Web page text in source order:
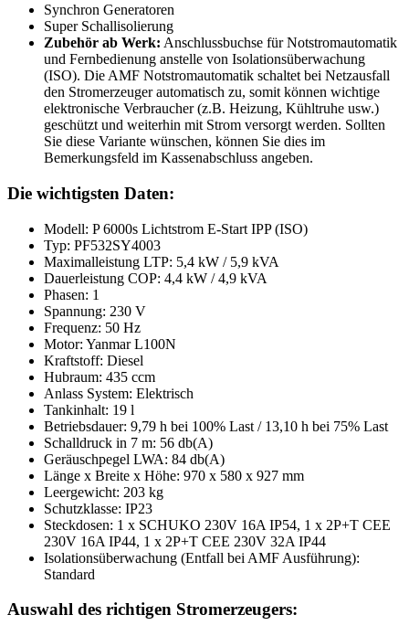
Synchron Generatoren
Super Schallisolierung
Zubehör ab Werk: Anschlussbuchse für Notstromautomatik
und Fernbedienung anstelle von Isolationsüberwachung
(ISO). Die AMF Notstromautomatik schaltet bei Netzausfall
den Stromerzeuger automatisch zu, somit können wichtige
elektronische Verbraucher (z.B. Heizung, Kühltruhe usw.)
geschützt und weiterhin mit Strom versorgt werden. Sollten
Sie diese Variante wünschen, können Sie dies im
Bemerkungsfeld im Kassenabschluss angeben.
Die wichtigsten Daten:
Modell: P 6000s Lichtstrom E-Start IPP (ISO)
Typ: PF532SY4003
Maximalleistung LTP: 5,4 kW / 5,9 kVA
Dauerleistung COP: 4,4 kW / 4,9 kVA
Phasen: 1
Spannung: 230 V
Frequenz: 50 Hz
Motor: Yanmar L100N
Kraftstoff: Diesel
Hubraum: 435 ccm
Anlass System: Elektrisch
Tankinhalt: 19 l
Betriebsdauer: 9,79 h bei 100% Last / 13,10 h bei 75% Last
Schalldruck in 7 m: 56 db(A)
Geräuschpegel LWA: 84 db(A)
Länge x Breite x Höhe: 970 x 580 x 927 mm
Leergewicht: 203 kg
Schutzklasse: IP23
Steckdosen: 1 x SCHUKO 230V 16A IP54, 1 x 2P+T CEE
230V 16A IP44, 1 x 2P+T CEE 230V 32A IP44
Isolationsüberwachung (Entfall bei AMF Ausführung):
Standard
Auswahl des richtigen Stromerzeugers: